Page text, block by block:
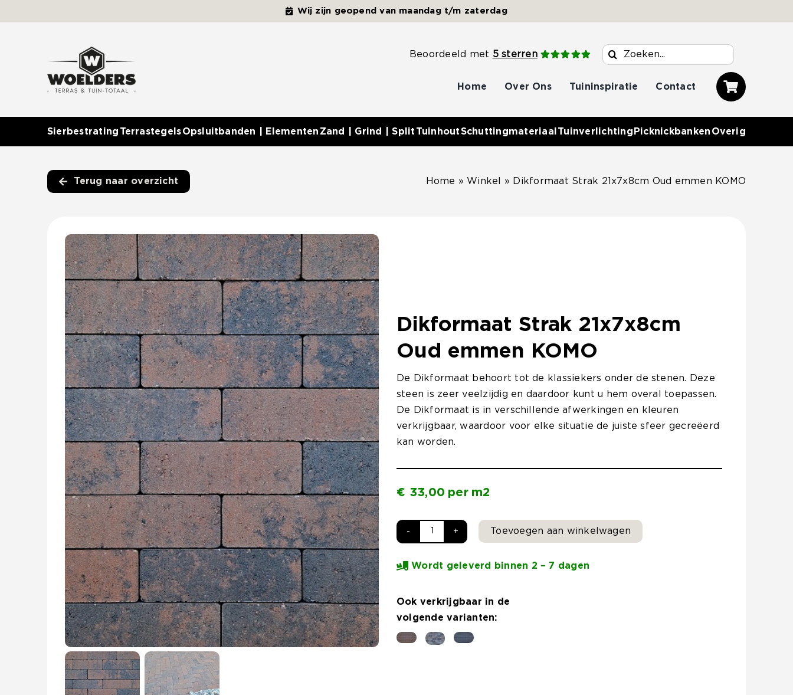
naar
Wij zijn geopend van maandag t/m zaterdag
Beoordeeld met 5 sterren
Zoeken
naar:
Home Over Ons Tuininspiratie Contact
Sierbestrating TerrastegelsOpsluitbanden | Elementen Zand | Grind | Split TuinhoutSchuttingmateriaal Tuinverlichting Picknickbanken Overig
Terug naar overzicht Home » Winkel » Dikformaat Strak 21x7x8cm Oud emmen KOMO
Dikformaat Strak 21x7x8cm
Oud emmen KOMO
De Dikformaat behoort tot de klassiekers onder de stenen. Deze
steen is zeer veelzijdig en daardoor kunt u hem overal toepassen.
De Dikformaat is in verschillende afwerkingen en kleuren
verkrijgbaar, waardoor voor elke situatie de juiste sfeer gecreëerd
kan worden.
€ 33,00 per m2
Dikformaat
21x7x8cm
emmen
KOMO
aantal
Toevoegen aan winkelwagen
Wordt geleverd binnen 2 – 7 dagen
Ook verkrijgbaar in de
volgende varianten: